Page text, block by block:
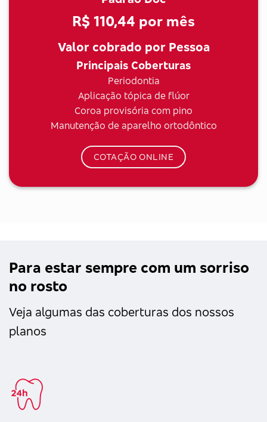
R$ 110,44 por mês
Valor cobrado por Pessoa
Principais Coberturas
Periodontia
Aplicação tópica de flúor
Coroa provisória com pino
Manutenção de aparelho ortodôntico
COTAÇÃO ONLINE
Para estar sempre com um sorriso
no rosto
Veja algumas das coberturas dos nossos
planos